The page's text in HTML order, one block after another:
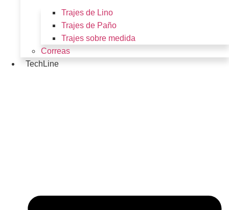
Trajes de Lino
Trajes de Paño
Trajes sobre medida
Correas
TechLine